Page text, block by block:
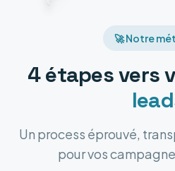
🚀 Notre
4 étapes vers
Un process éprouvé,
pour vos